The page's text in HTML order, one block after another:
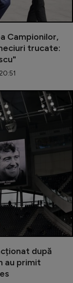
Campionilor,
trucate:
după
au primit